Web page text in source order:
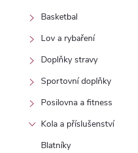
Basketbal
Lov a rybaření
Doplňky stravy
Sportovní doplňky
Posilovna a fitness
Kola a příslušenství
Blatníky